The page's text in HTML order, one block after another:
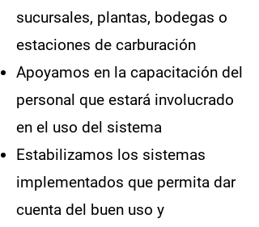
sucursales, plantas, bodegas o
estaciones de carburación
Apoyamos en la capacitación del
personal que estará involucrado
en el uso del sistema
Estabilizamos los sistemas
implementados que permita dar
cuenta del buen uso y